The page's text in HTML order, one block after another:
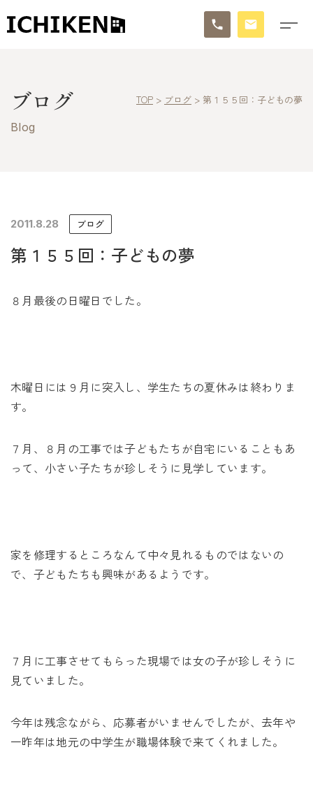
ブログ
イチケンの家づくり
モデルハウス
ブログ
Blog
TOP > ブログ > 第１５５回：子どもの夢
2011.8.28 ブログ
第１５５回：子どもの夢
８月最後の日曜日でした。
木曜日には９月に突入し、学生たちの夏休みは終わりま
す。
７月、８月の工事では子どもたちが自宅にいることもあ
って、小さい子たちが珍しそうに見学しています。
家を修理するところなんて中々見れるものではないの
で、子どもたちも興味があるようです。
７月に工事させてもらった現場では女の子が珍しそうに
見ていました。
今年は残念ながら、応募者がいませんでしたが、去年や
一昨年は地元の中学生が職場体験で来てくれました。